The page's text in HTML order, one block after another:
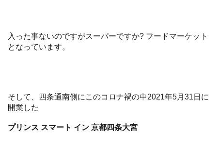
入った事ないのですがスーパーですか? フードマーケット
となっています。
そして、四条通南側にこのコロナ禍の中2021年5月31日に
開業した
プリンス スマート イン 京都四条大宮